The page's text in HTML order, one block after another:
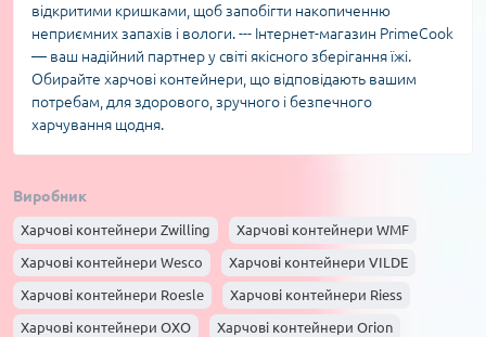
відкритими кришками, щоб запобігти накопиченню
неприємних запахів і вологи. --- Інтернет-магазин PrimeCook
— ваш надійний партнер у світі якісного зберігання їжі.
Обирайте харчові контейнери, що відповідають вашим
потребам, для здорового, зручного і безпечного
харчування щодня.
Виробник
Харчові контейнери Zwilling Харчові контейнери WMF
Харчові контейнери Wesco Харчові контейнери VILDE
Харчові контейнери Roesle Харчові контейнери Riess
Харчові контейнери OXO Харчові контейнери Orion